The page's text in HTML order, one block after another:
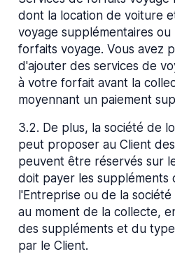
dont la location de voiture
voyage supplémentaires
forfaits voyage. Vous avez
d'ajouter des services de
à votre forfait avant la
moyennant un paiement
3.2. De plus, la société de
peut proposer au Client
peuvent être réservés sur
doit payer les suppléments
l'Entreprise ou de la
au moment de la collecte,
des suppléments et du
par le Client.